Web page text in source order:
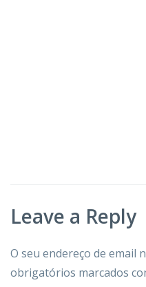
Leave a Reply
O seu endereço de email
obrigatórios marcados